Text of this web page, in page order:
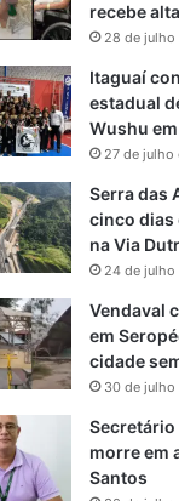
recebe
28 de julho
Itaguaí
estadual
Wushu
27 de julho
Serra das
cinco dias
na Via
24 de julho
Vendaval
em
cidade
30 de julho
morre em
Santos